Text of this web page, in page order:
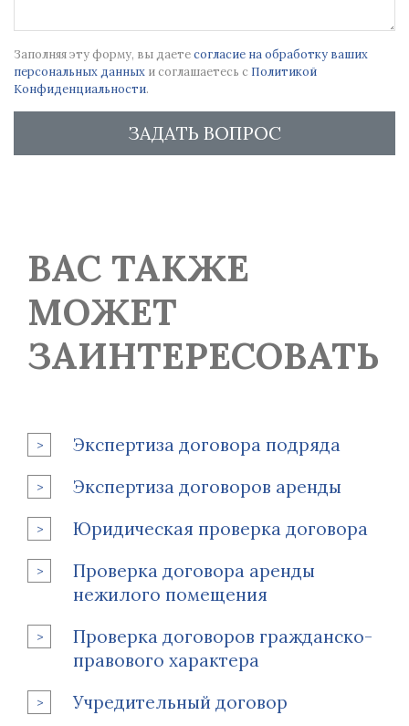
Заполняя эту форму, вы даетесогласие на обработку ваших
персональных данных и соглашаетесь с Политикой
Конфиденциальности.
ЗАДАТЬ ВОПРОС
ВАС ТАКЖЕ
МОЖЕТ
ЗАИНТЕРЕСОВАТЬ
Экспертиза договора подряда
Экспертиза договоров аренды
Юридическая проверка договора
Проверка договора аренды
нежилого помещения
Проверка договоров гражданско-
правового характера
Учредительный договор